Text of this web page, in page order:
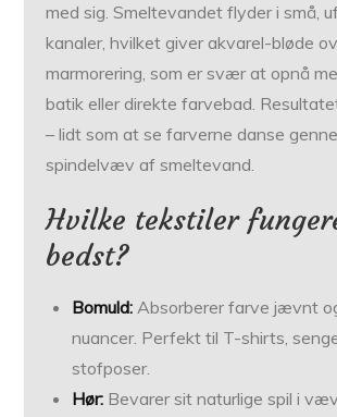
med sig. Smeltevandet flyder i små,
kanaler, hvilket giver akvarel-bløde
marmorering, som er svær at opnå
batik eller direkte farvebad.
– lidt som at se farverne danse
spindelvæv af smeltevand.
Hvilke tekstiler
bedst?
Bomuld: Absorberer farve jævnt
nuancer. Perfekt til T-shirts,
stofposer.
Hør: Bevarer sit naturlige spil i